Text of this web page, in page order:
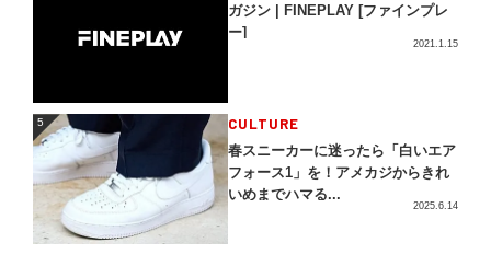
ガジン | FINEPLAY [ファインプレ
ー]
2021.1.15
5 CULTURE
春スニーカーに迷ったら「白いエア
フォース1」を！アメカジからきれ
いめまでハマる...
2025.6.14